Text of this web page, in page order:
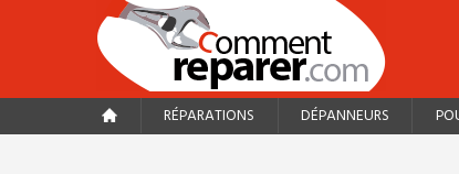
RÉPARATIONS DÉPANNEURS